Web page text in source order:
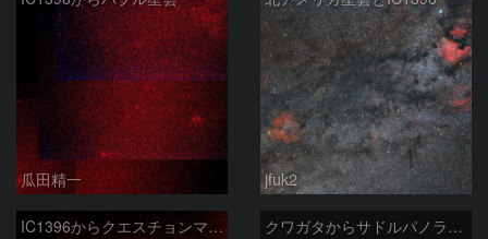
瓜田精一 jfuk2
IC1396からクエスチョンマーク星雲パノラマ50mm クワガタからサドルパノラマ50mm